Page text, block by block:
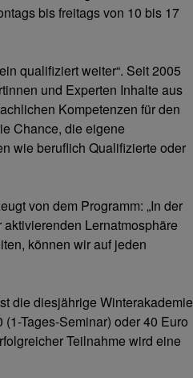
bis freitags von 10 bis 17
qualifiziert weiter“. Seit 2005
und Experten Inhalte aus
Kompetenzen für den
Chance, die eigene
wie beruflich Qualifizierte oder
von dem Programm: „In der
Lernatmosphäre
können wir auf jeden
die diesjährige Winterakademie
Tages-Seminar) oder 40 Euro
Teilnahme wird eine